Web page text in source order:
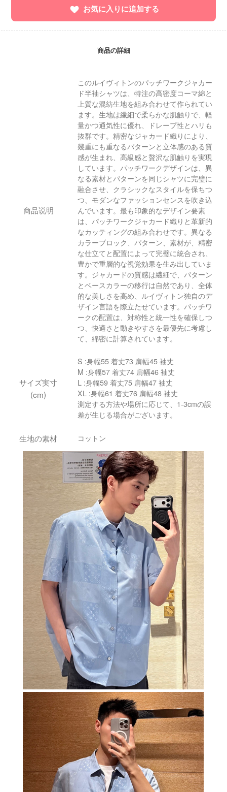
お気に入りに追加する
商品の詳細
商品说明
このルイヴィトンのパッチワークジャカー
ド半袖シャツは、特注の高密度コーマ綿と
上質な混紡生地を組み合わせて作られてい
ます。生地は繊細で柔らかな肌触りで、軽
量かつ通気性に優れ、ドレープ性とハリも
抜群です。精密なジャカード織りにより、
幾重にも重なるパターンと立体感のある質
感が生まれ、高級感と贅沢な肌触りを実現
しています。パッチワークデザインは、異
なる素材とパターンを同じシャツに完璧に
融合させ、クラシックなスタイルを保ちつ
つ、モダンなファッションセンスを吹き込
んでいます。最も印象的なデザイン要素
は、パッチワークジャカード織りと革新的
なカッティングの組み合わせです。異なる
カラーブロック、パターン、素材が、精密
な仕立てと配置によって完璧に統合され、
豊かで重層的な視覚効果を生み出していま
す。ジャカードの質感は繊細で、パターン
とベースカラーの移行は自然であり、全体
的な美しさを高め、ルイヴィトン独自のデ
ザイン言語を際立たせています。パッチワ
ークの配置は、対称性と統一性を確保しつ
つ、快適さと動きやすさを最優先に考慮し
て、綿密に計算されています。
サイズ実寸
(cm)
S :身幅55 着丈73 肩幅45 袖丈
M :身幅57 着丈74 肩幅46 袖丈
L :身幅59 着丈75 肩幅47 袖丈
XL :身幅61 着丈76 肩幅48 袖丈
測定する方法や場所に応じて、1-3cmの誤
差が生じる場合がございます。
生地の素材 コットン